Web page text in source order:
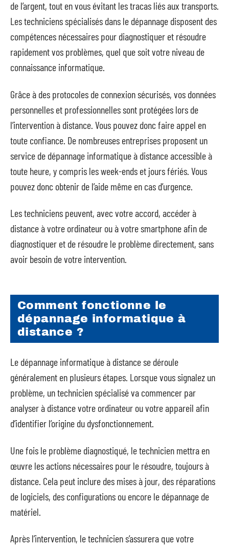
de l’argent, tout en vous évitant les tracas liés aux transports.
Les techniciens spécialisés dans le dépannage disposent des
compétences nécessaires pour diagnostiquer et résoudre
rapidement vos problèmes, quel que soit votre niveau de
connaissance informatique.
Grâce à des protocoles de connexion sécurisés, vos données
personnelles et professionnelles sont protégées lors de
l’intervention à distance. Vous pouvez donc faire appel en
toute confiance. De nombreuses entreprises proposent un
service de dépannage informatique à distance accessible à
toute heure, y compris les week-ends et jours fériés. Vous
pouvez donc obtenir de l’aide même en cas d’urgence.
Les techniciens peuvent, avec votre accord, accéder à
distance à votre ordinateur ou à votre smartphone afin de
diagnostiquer et de résoudre le problème directement, sans
avoir besoin de votre intervention.
Comment fonctionne le
dépannage informatique à
distance ?
Le dépannage informatique à distance se déroule
généralement en plusieurs étapes. Lorsque vous signalez un
problème, un technicien spécialisé va commencer par
analyser à distance votre ordinateur ou votre appareil afin
d’identifier l’origine du dysfonctionnement.
Une fois le problème diagnostiqué, le technicien mettra en
œuvre les actions nécessaires pour le résoudre, toujours à
distance. Cela peut inclure des mises à jour, des réparations
de logiciels, des configurations ou encore le dépannage de
matériel.
Après l’intervention, le technicien s’assurera que votre